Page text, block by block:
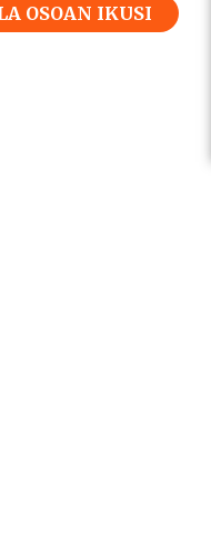
OSOAN IKUSI